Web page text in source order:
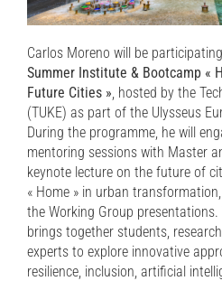
Carlos Moreno will be
Summer Institute & Bootcamp «
Future Cities » , hosted by the
(TUKE) as part of the Ulysseus
During the programme, he will
mentoring sessions with Master
keynote lecture on the future of
« Home » in urban
the Working Group
brings together students,
experts to explore innovative
resilience, inclusion, artificial